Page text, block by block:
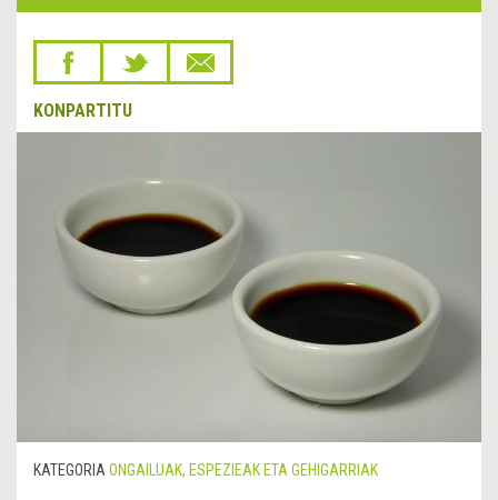
KONPARTITU
KATEGORIA ONGAILUAK, ESPEZIEAK ETA GEHIGARRIAK